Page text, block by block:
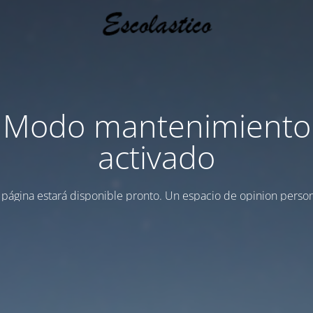
Modo mantenimiento
activado
estará disponible pronto. Un espacio de opinion